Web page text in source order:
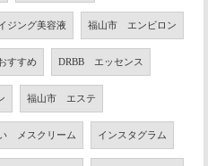
ジング美容液 福山市 エンビロン
すすめ DRBB エッセンス
福山市 エステ
メスクリーム インスタグラム